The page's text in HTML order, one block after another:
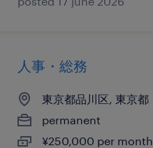
人事・総務
東京都品川区, 東京都
permanent
¥250,000 per month